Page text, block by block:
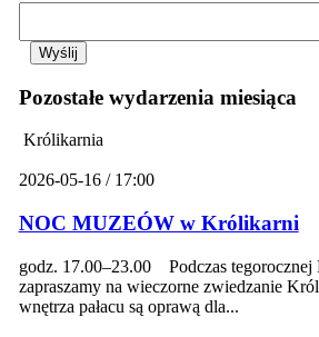
Pozostałe wydarzenia miesiąca
Królikarnia
2026-05-16 / 17:00
NOC MUZEÓW w Królikarni
godz. 17.00–23.00 Podczas
zapraszamy na wieczorne zwiedzanie
wnętrza pałacu są oprawą dla...